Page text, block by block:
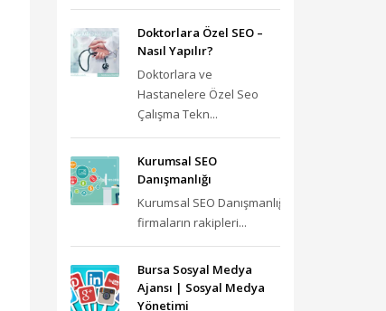
Doktorlara Özel SEO –
Nasıl Yapılır?
Doktorlara ve
Hastanelere Özel Seo
Çalışma Tekn...
Kurumsal SEO
Danışmanlığı
Kurumsal SEO Danışmanlığı;
firmaların rakipleri...
Bursa Sosyal Medya
Ajansı‎ | Sosyal Medya
Yönetimi